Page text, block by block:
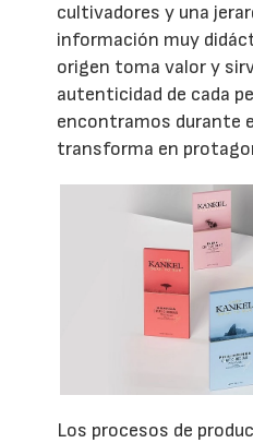
cultivadores y una
información muy
origen toma valor y
autenticidad de cada
encontramos durante
transforma en
Los procesos de